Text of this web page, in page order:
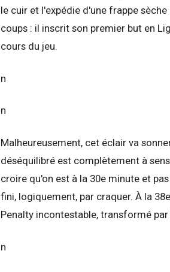
le cuir et l'expédie d'une frappe
coups : il inscrit son premier but en
cours du jeu.
n
n
Malheureusement, cet éclair va
déséquilibré est complètement à
croire qu'on est à la 30e minute et
fini, logiquement, par craquer. À la
Penalty incontestable, transformé par
n